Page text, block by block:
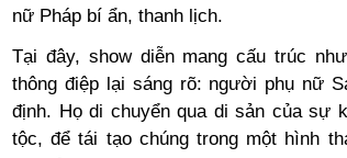
nữ Pháp bí ẩn, thanh lịch.
Tại đây, show diễn mang cấu trúc
thông điệp lại sáng rõ: người phụ nữ
định. Họ di chuyển qua di sản của sự
tộc, để tái tạo chúng trong một hình